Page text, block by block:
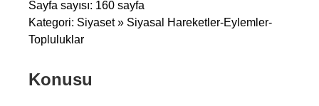
Sayfa sayısı: 160 sayfa
Kategori: Siyaset » Siyasal Hareketler-Eylemler-
Topluluklar
Konusu